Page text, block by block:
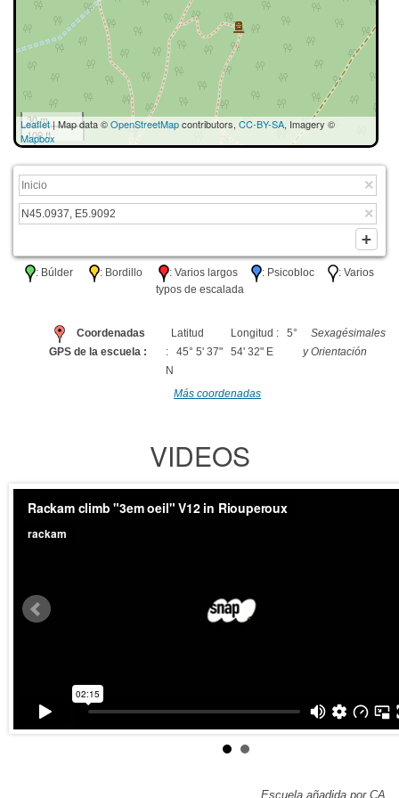
30 m
100 ft
Leaflet| Map data ©OpenStreetMapcontributors, CC-BY-SA, Imagery ©
Mapbox
: Búlder : Bordillo : Varios largos : Psicobloc
: Varios
typos de escalada
Coordenadas
GPS de la escuela :
Latitud
: 45° 5' 37"
N
Longitud : 5°
54' 32" E
Sexagésimales
y Orientación
Más coordenadas
VIDEOS
Escuela añadida por CA